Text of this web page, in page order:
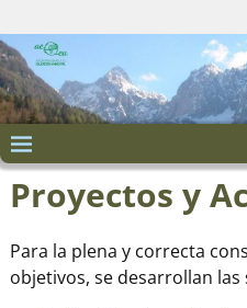
Proyectos y
Para la plena y correcta
objetivos, se desarrollan